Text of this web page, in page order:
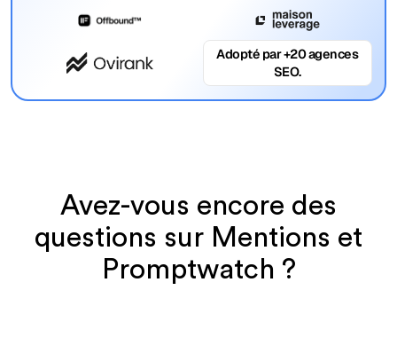
Adopté par +20 agences
SEO.
Avez-vous encore des
questions sur Mentions et
Promptwatch ?